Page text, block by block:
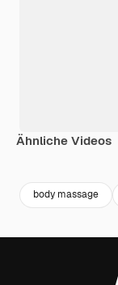
Ähnliche Videos
body massage